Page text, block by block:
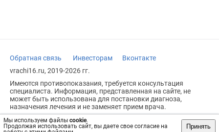
Мы используем файлы cookie.
Продолжая использовать сайт, вы даете свое согласие на
Принять
Обратная связь Инвесторам
Вконтакте
vrachi16.ru, 2019-2026 гг.
Имеются противопоказания, требуется консультация
специалиста. Информация, представленная на сайте, не
может быть использована для постановки диагноза,
назначения лечения и не заменяет прием врача.
Возрастное ограничение: 18+